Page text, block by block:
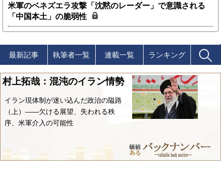
米軍のベネズエラ攻撃「沈黙のレーダー」で意識される
「中国本土」の脆弱性
最新記事 執筆者一覧 連載一覧 ランキング
村上拓哉：混沌のイラン情勢
イラン現体制が迷い込んだ政治の隘路
（上）――欠ける展望、失われる秩
序、米軍介入の可能性